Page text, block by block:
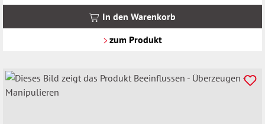
In den Warenkorb
zum Produkt